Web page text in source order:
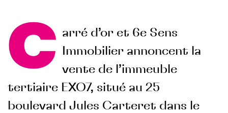
C arré d’or et 6e Sens
Immobilier annoncent la
vente de l’immeuble
tertiaire EXO7, situé au 25
boulevard Jules Carteret dans le